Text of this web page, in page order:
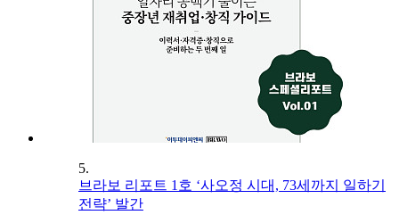
5.
브라보 리포트 1호 ‘사오정 시대, 73세까지 일하기
전략’ 발간